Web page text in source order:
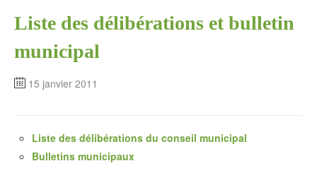
Liste des délibérations et bulletin
municipal
15 janvier 2011
Liste des délibérations du conseil municipal
Bulletins municipaux